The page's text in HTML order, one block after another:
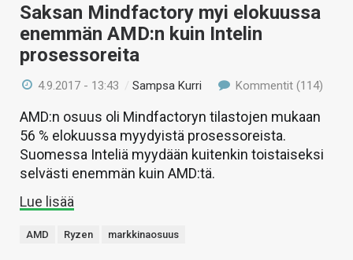
Saksan Mindfactory myi elokuussa
enemmän AMD:n kuin Intelin
prosessoreita
4.9.2017 - 13:43 /Sampsa Kurri Kommentit (114)
AMD:n osuus oli Mindfactoryn tilastojen mukaan
56 % elokuussa myydyistä prosessoreista.
Suomessa Inteliä myydään kuitenkin toistaiseksi
selvästi enemmän kuin AMD:tä.
Lue lisää
AMD Ryzen markkinaosuus